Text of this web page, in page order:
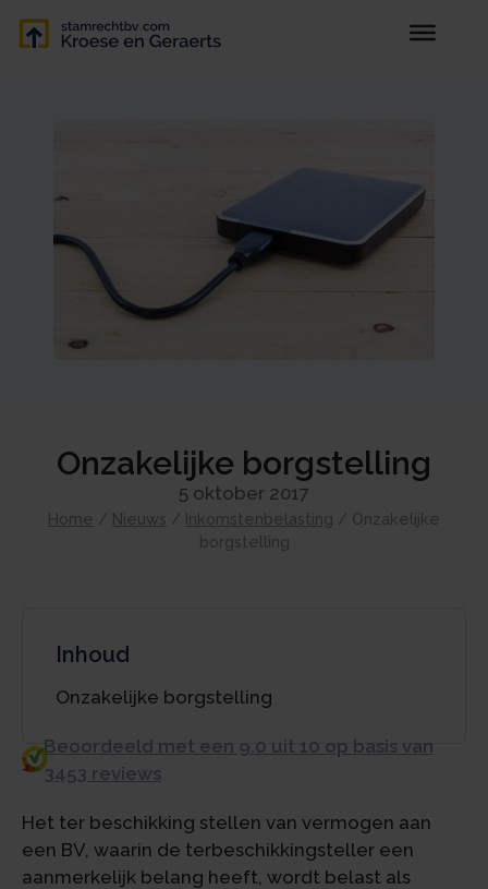
Onzakelijke borgstelling
5 oktober 2017
Home / Nieuws / Inkomstenbelasting / Onzakelijke
borgstelling
Inhoud
Onzakelijke borgstelling
Beoordeeld met een 9.0 uit 10 op basis van
3453 reviews
Het ter beschikking stellen van vermogen aan
een BV, waarin de terbeschikkingsteller een
aanmerkelijk belang heeft, wordt belast als